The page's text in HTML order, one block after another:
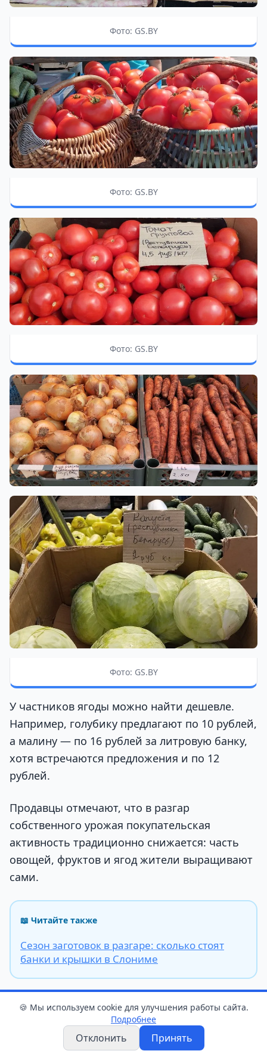
Фото: GS.BY
Фото: GS.BY
Фото: GS.BY
Фото: GS.BY
У частников ягоды можно найти дешевле.
Например, голубику предлагают по 10 рублей,
а малину — по 16 рублей за литровую банку,
хотя встречаются предложения и по 12
рублей.
Продавцы отмечают, что в разгар
собственного урожая покупательская
активность традиционно снижается: часть
овощей, фруктов и ягод жители выращивают
сами.
📖 Читайте также
Сезон заготовок в разгаре: сколько стоят
банки и крышки в Слониме
цены овощи фрукты
🍪 Мы используем cookie для улучшения работы сайта.
Подробнее
Отклонить Принять